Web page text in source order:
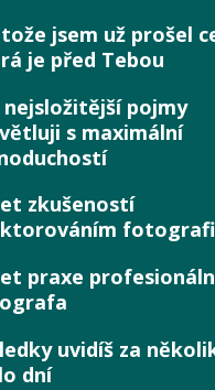
jsem už prošel
je před Tebou
pojmy
s maximální
zkušeností
praxe
uvidíš za
dní